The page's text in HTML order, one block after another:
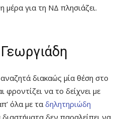
για τη ΝΔ πλησιάζει.
αναζητά διακαώς μία θέση στο
να το δείχνει με
όλα με τα δηλητηριώδη
δεν παραλείπει να